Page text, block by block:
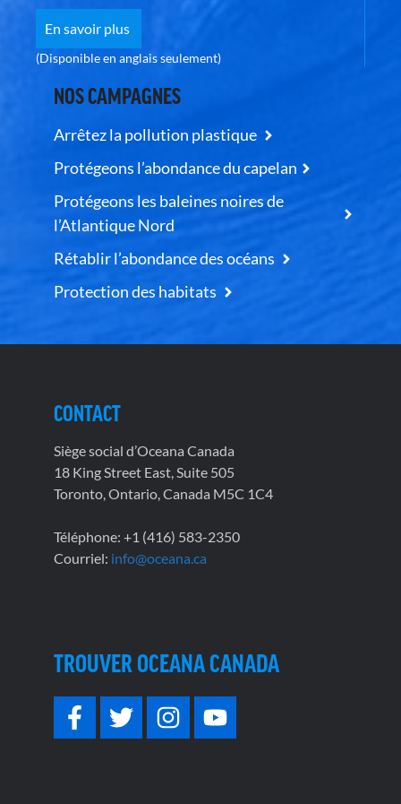
En savoir plus
(Disponible en anglais seulement)
NOS CAMPAGNES
Arrêtez la pollution plastique
Protégeons l’abondance du capelan
Protégeons les baleines noires de
l’Atlantique Nord
Rétablir l’abondance des océans
Protection des habitats
CONTACT
Siège social d’Oceana Canada
18 King Street East, Suite 505
Toronto, Ontario, Canada M5C 1C4
Téléphone: +1 (416) 583-2350
Courriel: info@oceana.ca
TROUVER OCEANA CANADA